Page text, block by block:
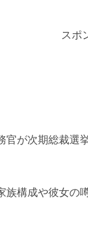
スポ
官が次期総裁選
族構成や彼女の